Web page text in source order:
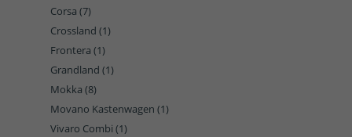
Corsa (7)
Crossland (1)
Frontera (1)
Grandland (1)
Mokka (8)
Movano Kastenwagen (1)
Vivaro Combi (1)